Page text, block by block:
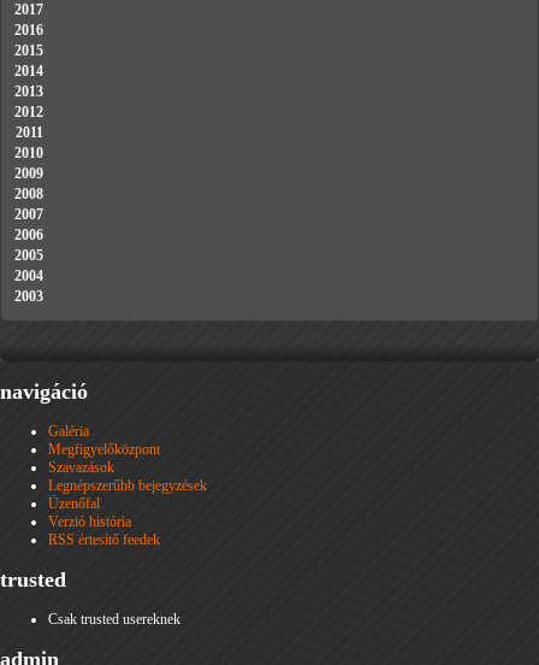
2017
2016
2015
2014
2013
2012
2011
2010
2009
2008
2007
2006
2005
2004
2003
navigáció
Galéria
Megfigyelőközpont
Szavazások
Legnépszerűbb bejegyzések
Üzenőfal
Verzió história
RSS értesítő feedek
trusted
Csak trusted usereknek
admin